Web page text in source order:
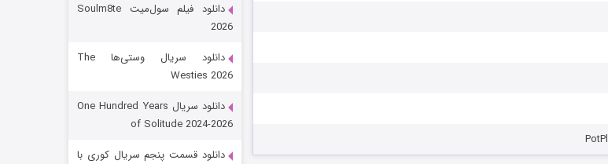
قسمت
دانلود فیلم سول‌میت Soulm8te
2026
دانلود سریال وستی‌ها The
Westies 2026
دانلود سریال One Hundred Years
of Solitude 2024-2026
دانلود قسمت پنجم سریال کوری با